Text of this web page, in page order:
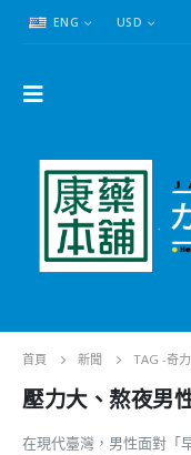
ENG USD
首頁 新聞 TAG -奇
壓力大、熬夜男
在現代臺灣，男性面對「